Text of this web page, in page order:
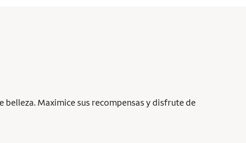
Maximice sus recompensas y disfrute de